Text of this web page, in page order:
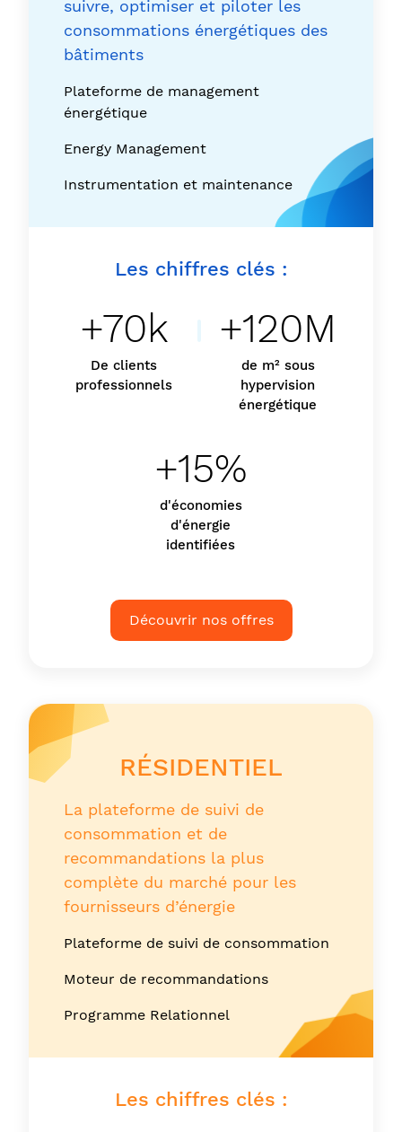
suivre, optimiser et piloter les
consommations énergétiques des
bâtiments
Plateforme de management
énergétique
Energy Management
Instrumentation et maintenance
Les chiffres clés :
+70k
De clients
professionnels
+120M
de m² sous
hypervision
énergétique
+15%
d'économies
d'énergie
identifiées
Découvrir nos offres
RÉSIDENTIEL
La plateforme de suivi de
consommation et de
recommandations la plus
complète du marché pour les
fournisseurs d’énergie
Plateforme de suivi de consommation
Moteur de recommandations
Programme Relationnel
Les chiffres clés :